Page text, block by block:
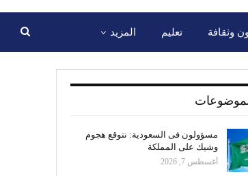
وثقافة تعليم المزيد
مسؤولون فى السعودية: نتوقع هجوم
وشيك على المملكة
أغسطس 7, 2026